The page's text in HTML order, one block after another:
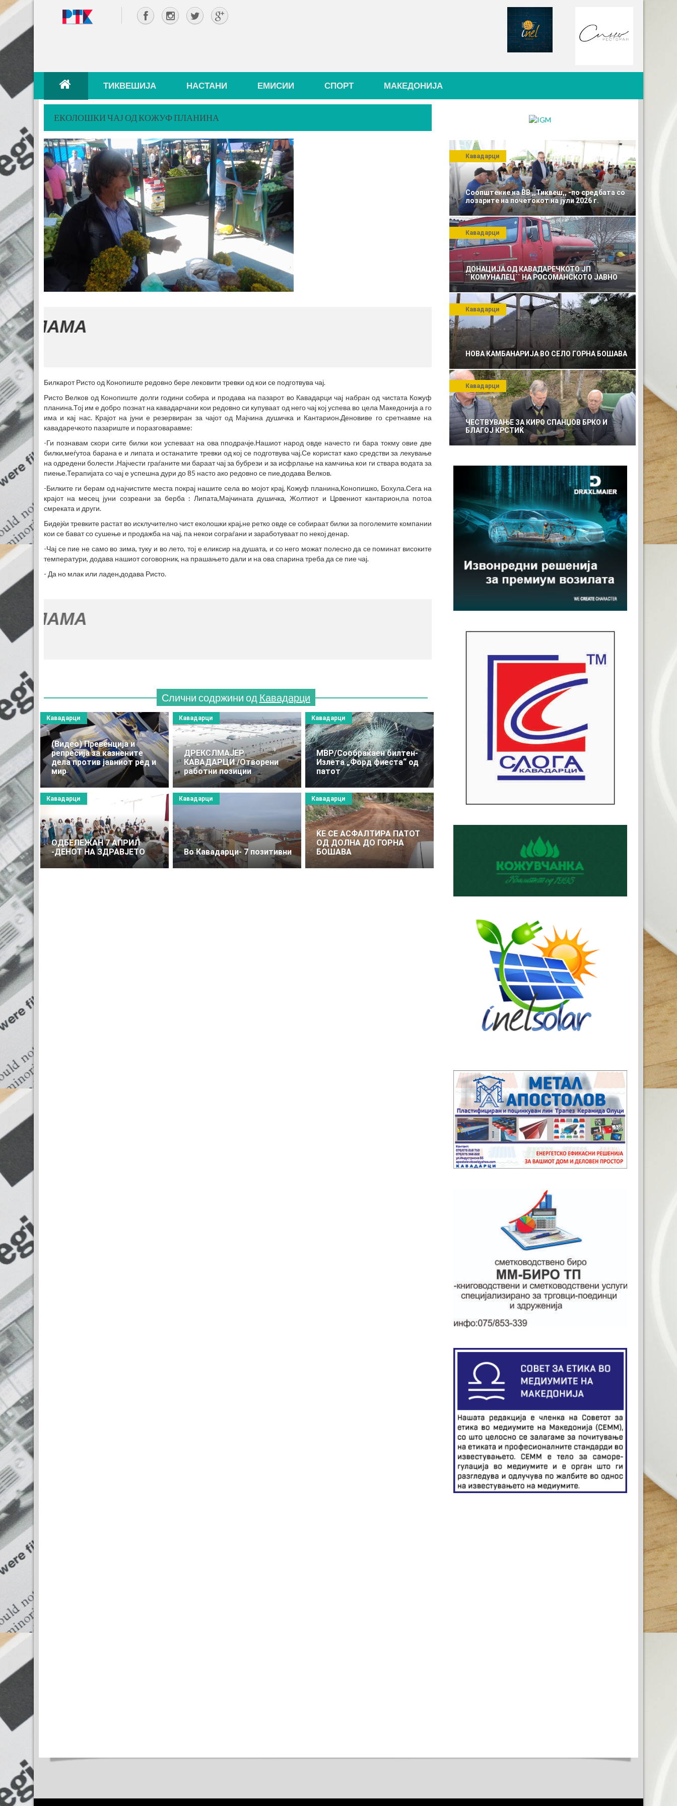
ТИКВЕШИЈА НАСТАНИ ЕМИСИИ СПОРТ МАКЕДОНИЈА
ЕКОЛОШКИ ЧАЈ ОД КОЖУФ ПЛАНИНА
МЕСТО ЗА ВАШАТА РЕКЛАМА
(770x120)
Билкарот Ристо од Конопиште редовно бере лековити тревки од кои се подготвува чај.
Ристо Велков од Конопиште долги години собира и продава на пазарот во Кавадарци чај набран од чистата Кожуф
планина.Тој им е добро познат на кавадарчани кои редовно си купуваат од него чај кој успева во цела Македонија а го
има и кај нас. Крајот на јуни е резервиран за чајот од Мајчина душичка и Кантарион.Деновиве го сретнавме на
кавадаречкото пазариште и поразговаравме:
-Ги познавам скори сите билки кои успеваат на ова пподрачје.Нашиот народ овде начесто ги бара токму овие две
билки,меѓутоа барана е и липата и останатите тревки од кој се подготвува чај.Се користат како средстви за лекување
на одредени болести .Најчести граѓаните ми бараат чај за бубрези и за исфрлање на камчиња кои ги ствара водата за
пиење.Терапијата со чај е успешна дури до 85 насто ако редовно се пие,додава Велков.
-Билките ги берам од најчистите места покрај нашите села во мојот крај, Кожуф планина,Конопишко, Бохула.Сега на
крајот на месец јуни созреани за берба : Липата,Мајчината душичка, Жолтиот и Црвениот кантарион,па потоа
смреката и други.
Бидејќи тревките растат во исклучително чист еколошки крај,не ретко овде се собираат билки за поголемите компании
кои се бават со сушење и продажба на чај, па некои сограѓани и заработуваат по некој денар.
-Чај се пие не само во зима, туку и во лето, тој е еликсир на душата, и со него можат полесно да се поминат високите
температури, додава нашиот соговорник, на прашањето дали и на ова спарина треба да се пие чај.
- Да но млак или ладен,додава Ристо.
МЕСТО ЗА ВАШАТА РЕКЛАМА
Слични содржини од Кавадарци
(Видео) Превенција и
репресија за казнените
дела против јавниот ред и
мир
Кавадарци
ДРЕКСЛМАЈЕР
КАВАДАРЦИ /Отворени
работни позиции
Кавадарци
МВР/Сообраќаен билтен-
Излета „Форд фиеста“ од
патот
Кавадарци
ОДБЕЛЕЖАН 7 АПРИЛ
-ДЕНОТ НА ЗДРАВЈЕТО
Кавадарци
Во Кавадарци- 7 позитивни
Кавадарци
ЌЕ СЕ АСФАЛТИРА ПАТОТ
ОД ДОЛНА ДО ГОРНА
БОШАВА
Кавадарци
Соопштение на ВВ ,,Тиквеш,, -по средбата со
лозарите на почетокот на јули 2026 г.
Кавадарци
ДОНАЦИЈА ОД КАВАДАРЕЧКОТО ЈП
``КОМУНАЛЕЦ`` НА РОСОМАНСКОТО ЈАВНО
ПРЕТПРИЈАТИЕ ЗА КОМУНАЛНО УСЛУГИ
Кавадарци
НОВА КАМБАНАРИЈА ВО СЕЛО ГОРНА БОШАВА
Кавадарци
ЧЕСТВУВАЊЕ ЗА КИРО СПАНЏОВ БРКО И
БЛАГОЈ КРСТИЌ
Кавадарци